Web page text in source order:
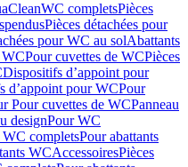
WC completsPièces
Pièces détachées pour
pour WC au solAbattants
WCPour cuvettes de WCPièces
Dispositifs d’appoint pour
d’appoint pour WCPour
Pour cuvettes de WCPanneau
designPour WC
WC completsPour abattants
WCAccessoiresPièces